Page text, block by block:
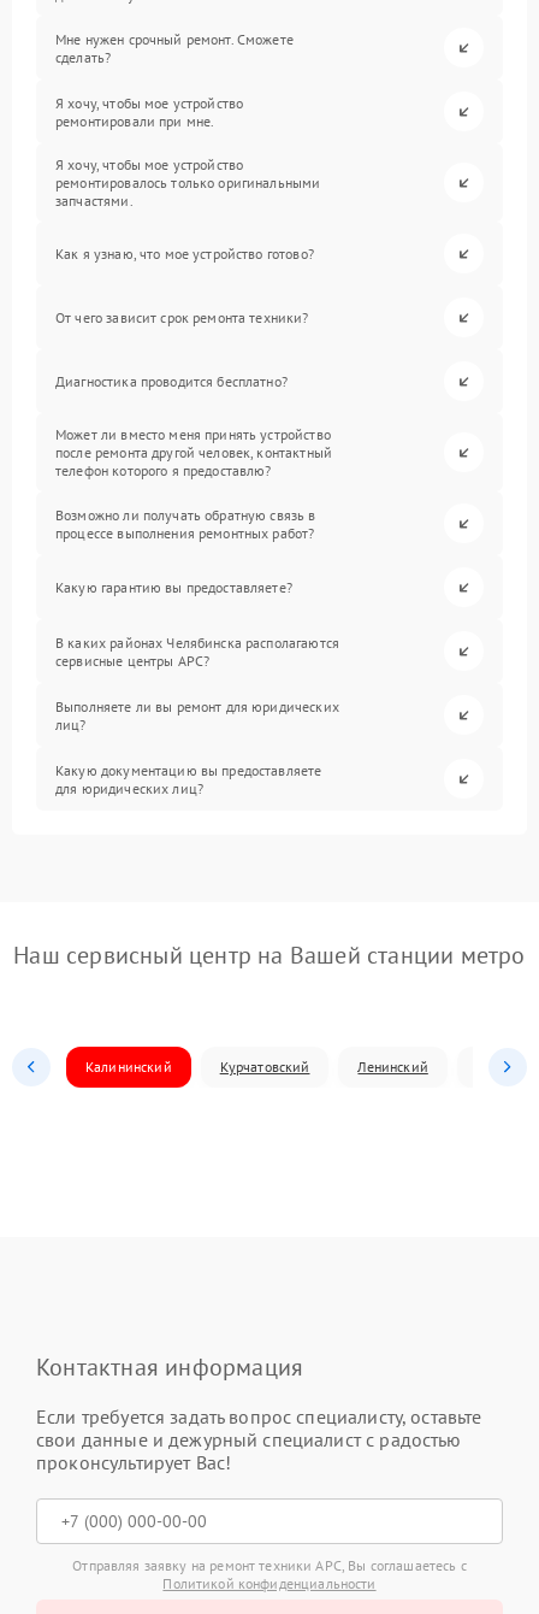
Мне нужен срочный ремонт. Сможете
сделать?
Я хочу, чтобы мое устройство
ремонтировали при мне.
Я хочу, чтобы мое устройство
ремонтировалось только оригинальными
запчастями.
Как я узнаю, что мое устройство готово?
От чего зависит срок ремонта техники?
Диагностика проводится бесплатно?
Может ли вместо меня принять устройство
после ремонта другой человек, контактный
телефон которого я предоставлю?
Возможно ли получать обратную связь в
процессе выполнения ремонтных работ?
Какую гарантию вы предоставляете?
В каких районах Челябинска располагаются
сервисные центры APC?
Выполняете ли вы ремонт для юридических
лиц?
Какую документацию вы предоставляете
для юридических лиц?
Наш сервисный центр на Вашей станции метро
Калининский Курчатовский Ленинский
Контактная информация
Если требуется задать вопрос специалисту, оставьте
свои данные и дежурный специалист с радостью
проконсультирует Вас!
Отправляя заявку на ремонт техники APC, Вы соглашаетесь с
Политикой конфиденциальности